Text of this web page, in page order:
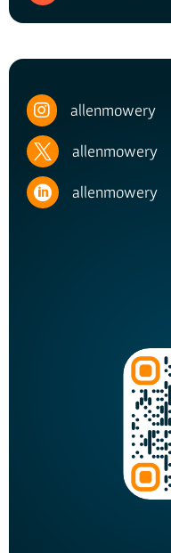
 allenmowery
 allenmowery
 allenmowery